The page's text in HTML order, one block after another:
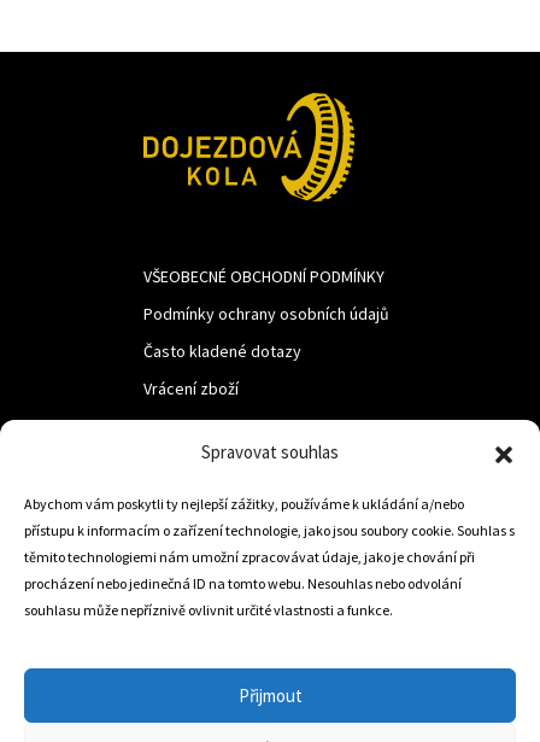
Spravovat souhlas
Abychom vám poskytli ty nejlepší zážitky, používáme k ukládání a/nebo
přístupu k informacím o zařízení technologie, jako jsou soubory cookie. Souhlas s
těmito technologiemi nám umožní zpracovávat údaje, jako je chování při
procházení nebo jedinečná ID na tomto webu. Nesouhlas nebo odvolání
souhlasu může nepříznivě ovlivnit určité vlastnosti a funkce.
Přijmout
VŠEOBECNÉ OBCHODNÍ PODMÍNKY
Podmínky ochrany osobních údajů
Často kladené dotazy
Vrácení zboží
LUF s.r.o.
Nám. M.R.Štefanika 518,
Trstená 02801
info@dojezdovakola.com